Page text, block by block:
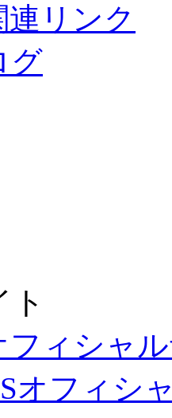
連リンク
グ
ト
フィシャ
オフィシ